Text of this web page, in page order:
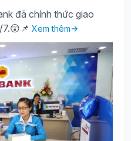
đã chính thức giao
Xem thêm